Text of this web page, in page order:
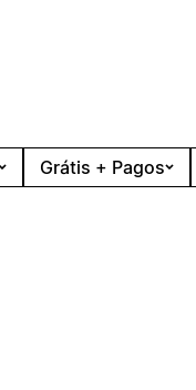
Grátis + Pagos